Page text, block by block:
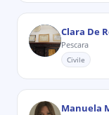
Clara De
Pescara
Civile
Manuela